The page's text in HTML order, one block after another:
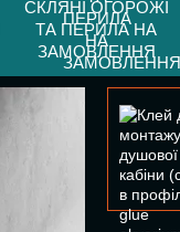
СКЛЯНІ ОГОРОЖІ
ТА ПЕРИЛА НА
ЗАМОВЛЕННЯ